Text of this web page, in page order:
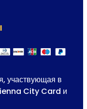
участвующая в
City Card и